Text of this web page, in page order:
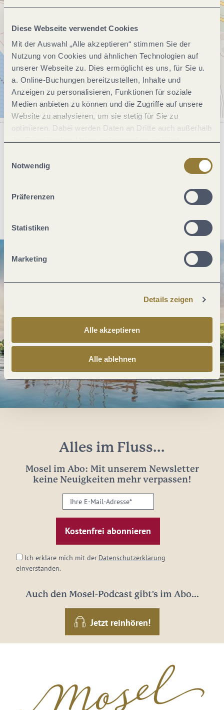
Diese Webseite verwendet Cookies
Mit der Auswahl „Alle akzeptieren“ stimmen Sie der
Nutzung von Cookies und ähnlichen Technologien auf
unserer Webseite zu. Dies ermöglicht es uns, für Sie u.
a. Online-Buchungen bereitzustellen, Inhalte und
Anzeigen zu personalisieren, Funktionen für soziale
Medien anbieten zu können und die Zugriffe auf unsere
Website zu analysieren, um sie stetig für Sie zu
optimieren. Dabei werden Daten an Dritte auch außerhalb
jederzeit widerrufen werden. Mit der Auswahl "Alle
ablehnen" kann es zu Beeinträchtigungen in der Nutzung
Notwendig
Präferenzen
Statistiken
Marketing
Details zeigen
Alle akzeptieren
Alle ablehnen
PDF erzeugen
Alles im Fluss...
Mosel im Abo: Mit unserem Newsletter
keine Neuigkeiten mehr verpassen!
Ihre
E-
Mail-
Adresse:
Ich erkläre mich mit der Datenschutzerklärung
einverstanden.
Auch den Mosel-Podcast gibt's im Abo...
Jetzt reinhören!